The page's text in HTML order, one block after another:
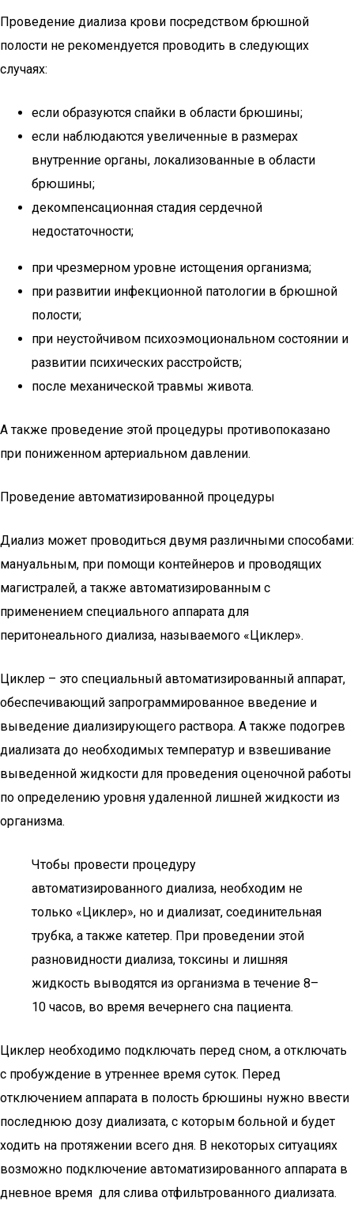
Проведение диализа крови посредством брюшной
полости не рекомендуется проводить в следующих
случаях:
если образуются спайки в области брюшины;
если наблюдаются увеличенные в размерах
внутренние органы, локализованные в области
брюшины;
декомпенсационная стадия сердечной
недостаточности;
при чрезмерном уровне истощения организма;
при развитии инфекционной патологии в брюшной
полости;
при неустойчивом психоэмоциональном состоянии и
развитии психических расстройств;
после механической травмы живота.
А также проведение этой процедуры противопоказано
при пониженном артериальном давлении.
Проведение автоматизированной процедуры
Диализ может проводиться двумя различными способами:
мануальным, при помощи контейнеров и проводящих
магистралей, а также автоматизированным с
применением специального аппарата для
перитонеального диализа, называемого «Циклер».
Циклер – это специальный автоматизированный аппарат,
обеспечивающий запрограммированное введение и
выведение диализирующего раствора. А также подогрев
диализата до необходимых температур и взвешивание
выведенной жидкости для проведения оценочной работы
по определению уровня удаленной лишней жидкости из
организма.
Чтобы провести процедуру
автоматизированного диализа, необходим не
только «Циклер», но и диализат, соединительная
трубка, а также катетер. При проведении этой
разновидности диализа, токсины и лишняя
жидкость выводятся из организма в течение 8–
10 часов, во время вечернего сна пациента.
Циклер необходимо подключать перед сном, а отключать
с пробуждение в утреннее время суток. Перед
отключением аппарата в полость брюшины нужно ввести
последнюю дозу диализата, с которым больной и будет
ходить на протяжении всего дня. В некоторых ситуациях
возможно подключение автоматизированного аппарата в
дневное время для слива отфильтрованного диализата.